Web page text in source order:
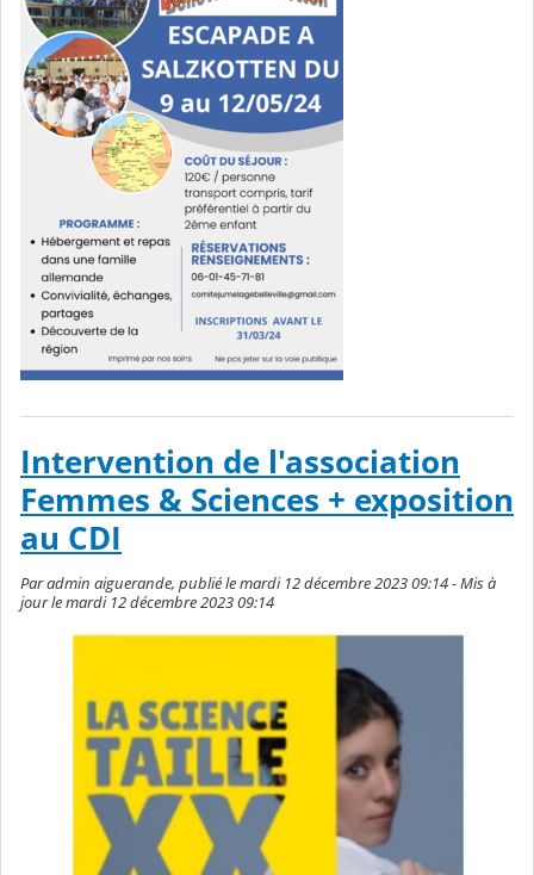
Intervention de l'association
Femmes & Sciences + exposition
au CDI
Par admin aiguerande, publié le mardi 12 décembre 2023 09:14 - Mis à
jour le mardi 12 décembre 2023 09:14